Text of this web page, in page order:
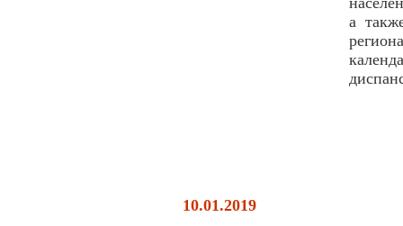
а
10.01.2019